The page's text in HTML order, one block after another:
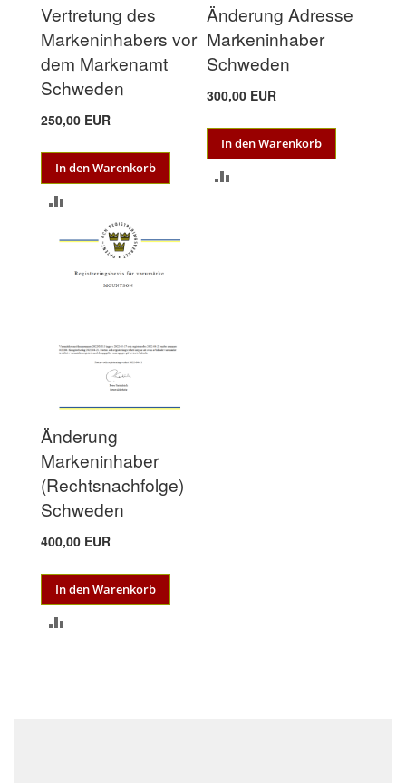
Vertretung des
Markeninhabers vor
dem Markenamt
Schweden
250,00 EUR
In den Warenkorb
VERGLEICHSLISTE
HINZUFÜGEN
Änderung Adresse
Markeninhaber
Schweden
300,00 EUR
In den Warenkorb
Änderung
Markeninhaber
(Rechtsnachfolge)
Schweden
400,00 EUR
In den Warenkorb